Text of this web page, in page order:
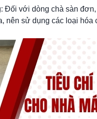
Đối với dòng chà sàn
nên sử dụng các loại